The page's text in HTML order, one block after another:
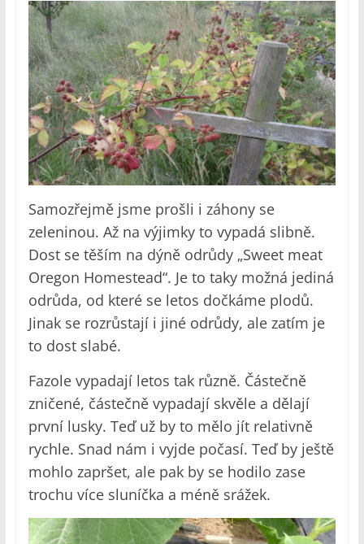
Samozřejmě jsme prošli i záhony se
zeleninou. Až na výjimky to vypadá slibně.
Dost se těším na dýně odrůdy „Sweet meat
Oregon Homestead“. Je to taky možná jediná
odrůda, od které se letos dočkáme plodů.
Jinak se rozrůstají i jiné odrůdy, ale zatím je
to dost slabé.
Fazole vypadají letos tak různě. Částečně
zničené, částečně vypadají skvěle a dělají
první lusky. Teď už by to mělo jít relativně
rychle. Snad nám i vyjde počasí. Teď by ještě
mohlo zapršet, ale pak by se hodilo zase
trochu více sluníčka a méně srážek.